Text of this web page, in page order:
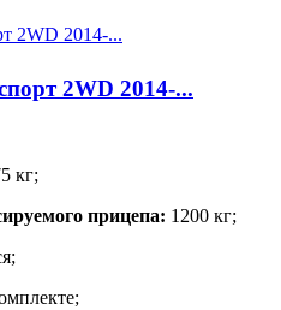
2WD 2014-...
кг;
прицепа: 1200 кг;